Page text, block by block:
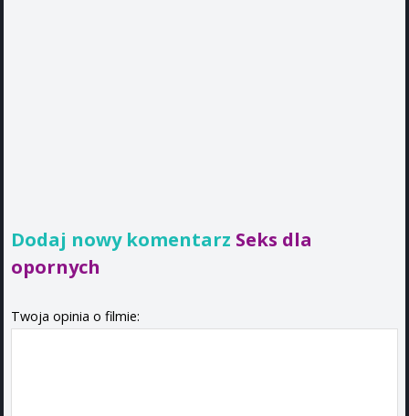
Dodaj nowy komentarz Seks dla
opornych
Twoja opinia o filmie: